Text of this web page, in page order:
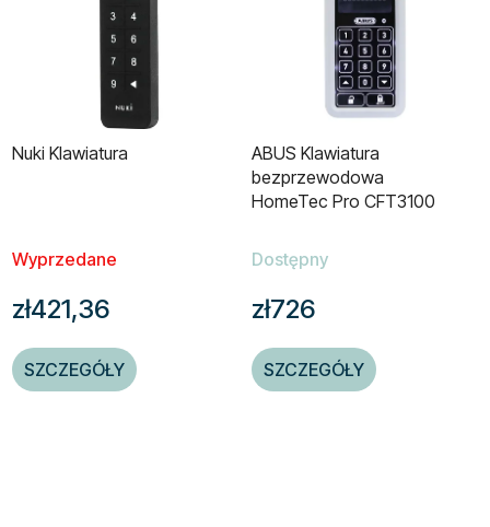
Nuki Klawiatura
Wyprzedane
zł421,36
SZCZEGÓŁY
ABUS Klawiatura
bezprzewodowa
HomeTec Pro CFT3100
Dostępny
zł726
SZCZEGÓŁY